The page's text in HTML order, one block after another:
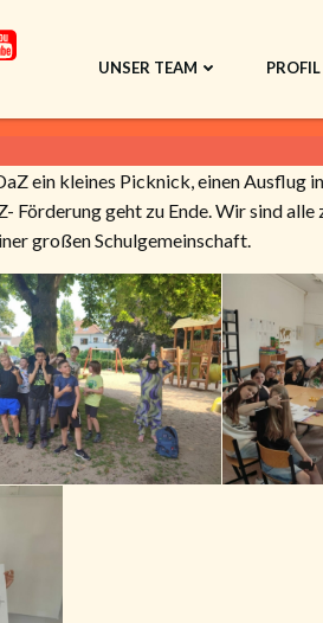
UNSER TEAM PROFIL
ein kleines Picknick, einen Ausflug
Förderung geht zu Ende. Wir sind
großen Schulgemeinschaft.